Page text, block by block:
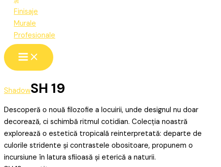
ShadowSH 19
Descoperă o nouă filozofie a locuirii, unde designul nu doar
decorează, ci schimbă ritmul cotidian. Colecția noastră
explorează o estetică tropicală reinterpretată: departe de
culorile stridente și contrastele obositoare, propunem o
incursiune în latura sfiioasă și eterică a naturii.